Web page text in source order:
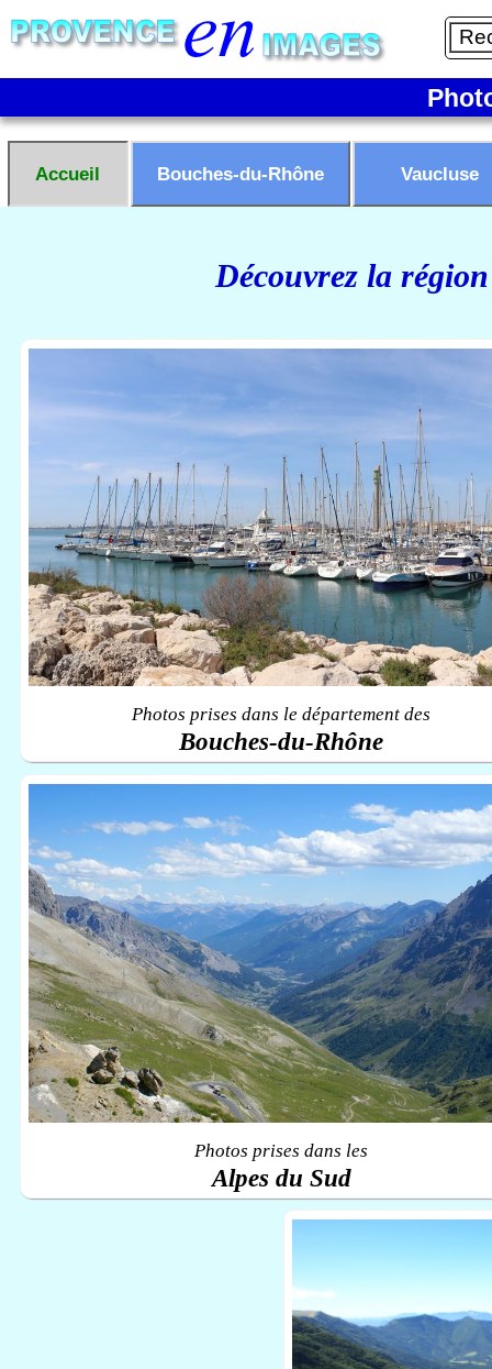
Accueil Bouches-du-Rhône Vaucluse
Découvrez la
Photos prises dans le département des
Bouches-du-Rhône
Photos prises dans les
Alpes du Sud